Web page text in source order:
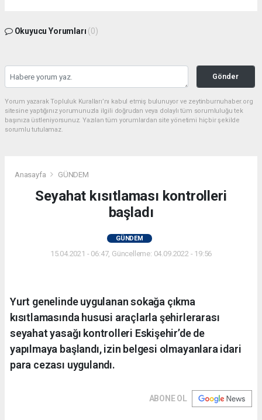
Okuyucu Yorumları (0)
Gönder
Yorum yazarak Topluluk Kuralları’nı kabul etmiş bulunuyor ve zeytinburnuhaber.org
sitesine yaptığınız yorumunuzla ilgili doğrudan veya dolaylı tüm sorumluluğu tek
başınıza üstleniyorsunuz. Yazılan tüm yorumlardan site yönetimi hiçbir şekilde
sorumlu tutulamaz.
Anasayfa GÜNDEM
Seyahat kısıtlaması kontrolleri
başladı
GÜNDEM
15.04.2021 - 06:47, Güncelleme: 04.09.2022 - 19:56
Yurt genelinde uygulanan sokağa çıkma
kısıtlamasında hususi araçlarla şehirlerarası
seyahat yasağı kontrolleri Eskişehir’de de
yapılmaya başlandı, izin belgesi olmayanlara idari
para cezası uygulandı.
ABONE OL